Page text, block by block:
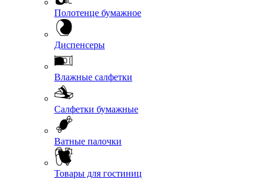
Полотенце бумажное
Диспенсеры
Влажные салфетки
Салфетки бумажные
Ватные палочки
Товары для гостиниц